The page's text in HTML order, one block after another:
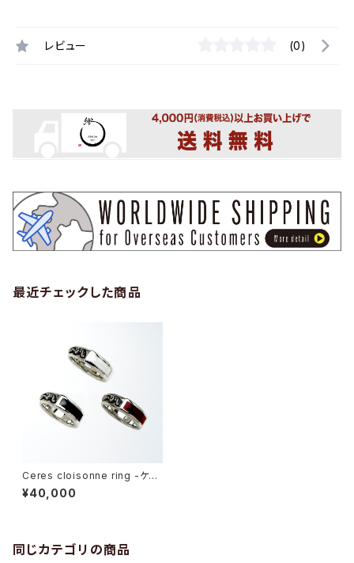
レビュー (0)
最近チェックした商品
Ceres cloisonne ring -ケレ
ス・クロイソニーリング-
¥40,000
同じカテゴリの商品